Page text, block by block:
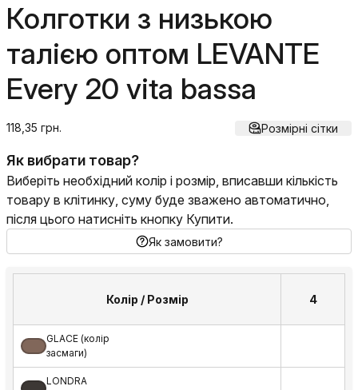
Колготки з низькою
талією оптом LEVANTE
Every 20 vita bassa
118,35 грн. Розмірні сітки
Як вибрати товар?
Виберіть необхідний колір і розмір, вписавши кількість
товару в клітинку, суму буде зважено автоматично,
після цього натисніть кнопку Купити.
Як замовити?
Колір / Розмір 4
GLACE (колір
засмаги)
LONDRA